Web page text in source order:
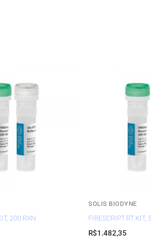
200 RXN
SOLIS BIODYNE
FIRESCRIPT RT KIT,
R$1.482,35